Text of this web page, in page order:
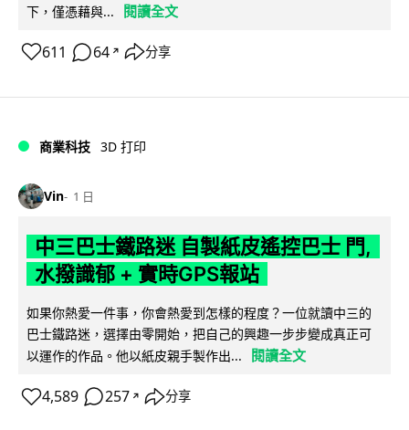
下，僅憑藉與...
閱讀全文
611 64 ↗ 分享
商業科技 3D 打印
Vin 1 日
中三巴士鐵路迷 自製紙皮遙控巴士 門,
水撥識郁 + 實時GPS報站
如果你熱愛一件事，你會熱愛到怎樣的程度？一位就讀中三的
巴士鐵路迷，選擇由零開始，把自己的興趣一步步變成真正可
以運作的作品。他以紙皮親手製作出...
閱讀全文
4,589 257 ↗ 分享